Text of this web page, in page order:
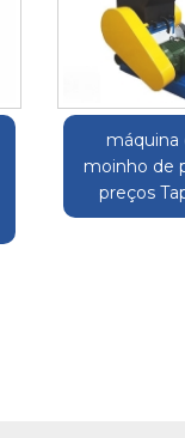
máquina
moinho de
preços